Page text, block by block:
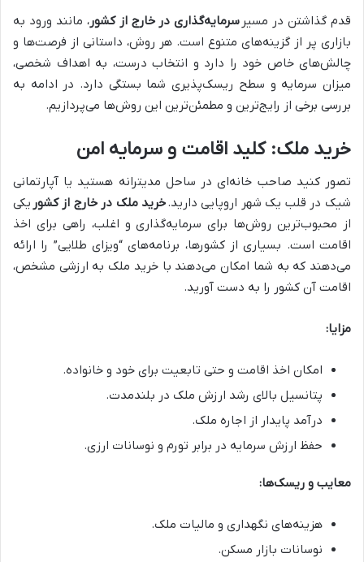
قدم گذاشتن در مسیر سرمایه‌گذاری در خارج از کشور، مانند ورود به
بازاری پر از گزینه‌های متنوع است. هر روش، داستانی از فرصت‌ها و
چالش‌های خاص خود را دارد و انتخاب درست، به اهداف شخصی،
میزان سرمایه و سطح ریسک‌پذیری شما بستگی دارد. در ادامه به
بررسی برخی از رایج‌ترین و مطمئن‌ترین این روش‌ها می‌پردازیم.
خرید ملک: کلید اقامت و سرمایه امن
تصور کنید صاحب خانه‌ای در ساحل مدیترانه هستید یا آپارتمانی
شیک در قلب یک شهر اروپایی دارید.خرید ملک در خارج از کشور یکی
از محبوب‌ترین روش‌ها برای سرمایه‌گذاری و اغلب، راهی برای اخذ
اقامت است. بسیاری از کشورها، برنامه‌های “ویزای طلایی” را ارائه
می‌دهند که به شما امکان می‌دهند با خرید ملک به ارزشی مشخص،
اقامت آن کشور را به دست آورید.
مزایا:
امکان اخذ اقامت و حتی تابعیت برای خود و خانواده.
پتانسیل بالای رشد ارزش ملک در بلندمدت.
درآمد پایدار از اجاره ملک.
حفظ ارزش سرمایه در برابر تورم و نوسانات ارزی.
معایب و ریسک‌ها:
هزینه‌های نگهداری و مالیات ملک.
نوسانات بازار مسکن.